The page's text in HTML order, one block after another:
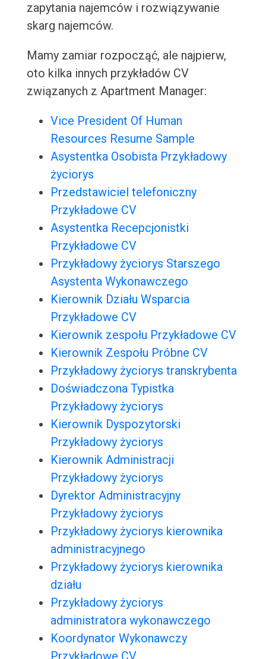
zapytania najemców i rozwiązywanie
skarg najemców.
Mamy zamiar rozpocząć, ale najpierw,
oto kilka innych przykładów CV
związanych z Apartment Manager:
Vice President Of Human
Resources Resume Sample
Asystentka Osobista Przykładowy
życiorys
Przedstawiciel telefoniczny
Przykładowe CV
Asystentka Recepcjonistki
Przykładowe CV
Przykładowy życiorys Starszego
Asystenta Wykonawczego
Kierownik Działu Wsparcia
Przykładowe CV
Kierownik zespołu Przykładowe CV
Kierownik Zespołu Próbne CV
Przykładowy życiorys transkrybenta
Doświadczona Typistka
Przykładowy życiorys
Kierownik Dyspozytorski
Przykładowy życiorys
Kierownik Administracji
Przykładowy życiorys
Dyrektor Administracyjny
Przykładowy życiorys
Przykładowy życiorys kierownika
administracyjnego
Przykładowy życiorys kierownika
działu
Przykładowy życiorys
administratora wykonawczego
Koordynator Wykonawczy
Przykładowe CV